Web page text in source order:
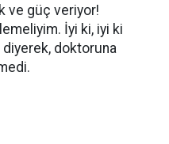
ve güç veriyor!
İyi ki, iyi ki
diyerek, doktoruna